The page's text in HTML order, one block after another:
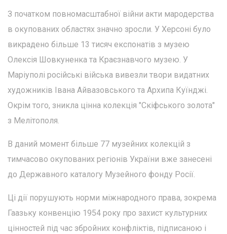
З початком повномасштабної війни акти мародерства
в окупованих областях значно зросли. У Херсоні було
викрадено більше 13 тисяч експонатів з музею
Олексія Шовкуненка та Краєзнавчого музею. У
Маріуполі російські війська вивезли твори видатних
художників Івана Айвазовського та Архипа Куїнджі.
Окрім того, зникла цінна колекція "Скіфського золота"
з Мелітополя.
В даний момент більше 77 музейних колекцій з
тимчасово окупованих регіонів України вже занесені
до Державного каталогу Музейного фонду Росії.
Ці дії порушують норми міжнародного права, зокрема
Гаазьку конвенцію 1954 року про захист культурних
цінностей під час збройних конфліктів, підписаною і